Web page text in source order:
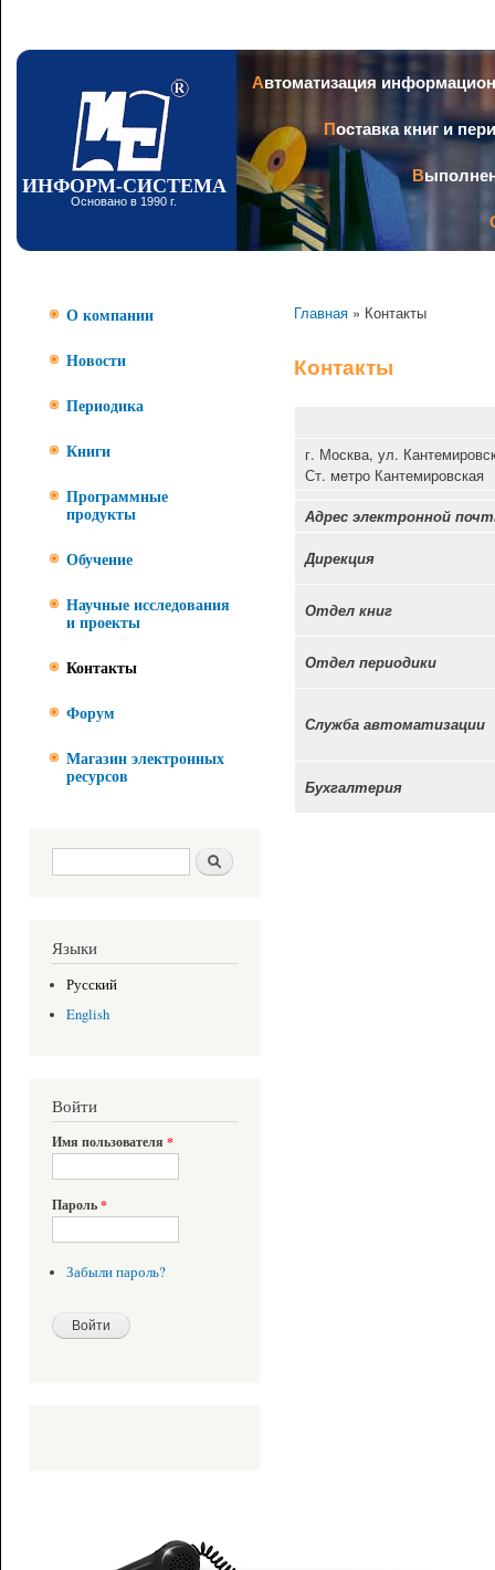
ИНФОРМ-СИСТЕМА
Основано в 1990 г.
Автоматизация
Поставка книг и
О компании
Новости
Периодика
Книги
Программные
продукты
Обучение
Научные исследования
и проекты
Контакты
Форум
Магазин электронных
ресурсов
Форма поиска Поиск
Языки
Русский
English
Войти
Имя пользователя *
Пароль*
Забыли пароль?
Главная » Контакты
Контакты
г. Москва, ул.
Ст. метро Кантемировская
Адрес электронной
Дирекция
Отдел книг
Отдел периодики
Служба автоматизации
Бухгалтерия